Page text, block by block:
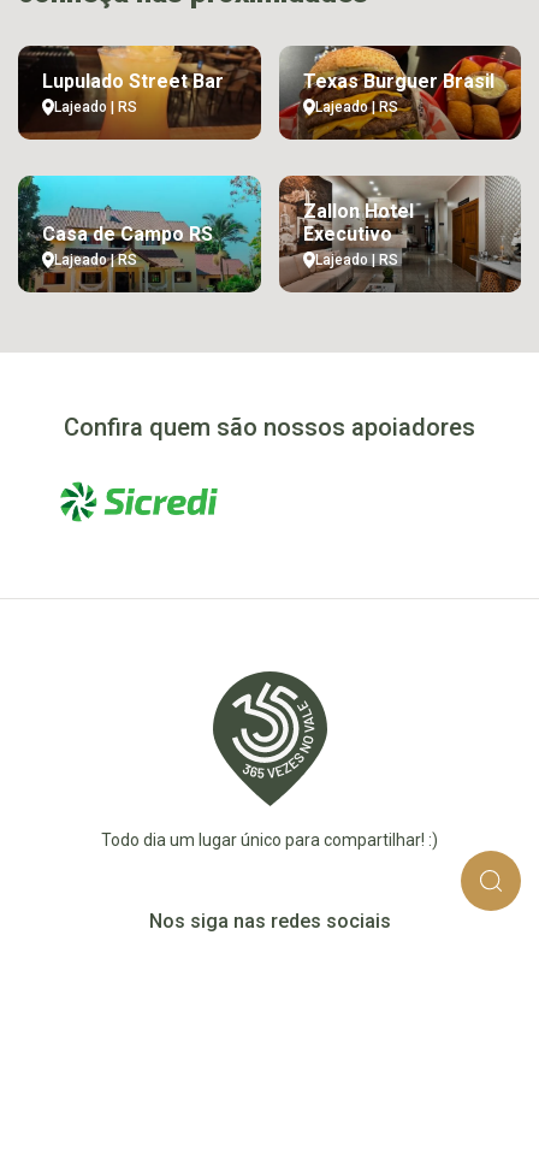
Lupulado Street Bar
Lajeado | RS
Texas Burguer Brasil
Lajeado | RS
Casa de Campo RS
Lajeado | RS
Zallon Hotel
Executivo
Lajeado | RS
Confira quem são nossos apoiadores
Todo dia um lugar único para compartilhar! :)
Nos siga nas redes sociais